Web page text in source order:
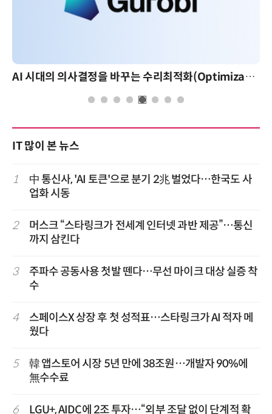
AI 시대의 의사결정을 바꾸는 수리최적화(Optimization): 실제 산업 적용 사례와 활용 전략
IT 많이 본 뉴스
1
中 통신사, 'AI 토큰'으로 분기 2兆 벌었다…한국도 사
업화 시동
2
머스크 “스타링크가 전세계 인터넷 과반 제공”…통신
까지 삼킨다
3
주파수 공동사용 첫발 뗀다…무선 마이크 대상 실증 착
수
4
스페이스X 상장 후 첫 성적표…스타링크가 AI 적자 메
웠다
5
韓 앱스토어 시장 5년 만에 38조원…개발자 90%에
無수수료
6
LGU+, AIDC에 2조 투자…“외부 조달 없이 단계적 확